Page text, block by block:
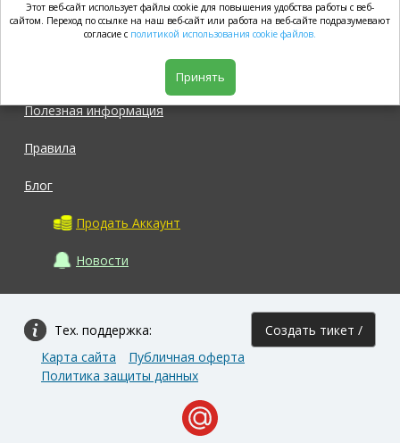
market.com
Полезная информация
Правила
Блог
Продать Аккаунт
Новости
Тех. поддержка: Создать тикет /
Карта сайта
Публичная оферта
Политика защиты данных
Этот веб-сайт использует файлы cookie для повышения удобства работы с веб-
сайтом. Переход по ссылке на наш веб-сайт или работа на веб-сайте подразумевают
согласие с политикой использования cookie файлов.
Принять